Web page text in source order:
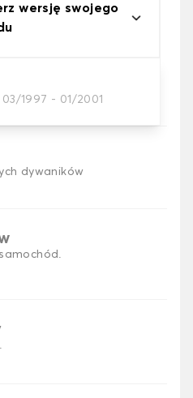
wersję swojego
1997 - 01/2001
samochodowego
dywaników